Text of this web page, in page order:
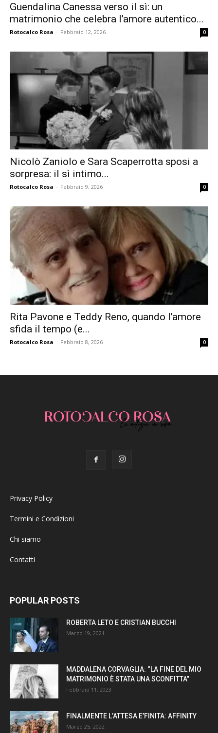
Guendalina Canessa verso il sì: un
matrimonio che celebra l’amore autentico...
Rotocalco Rosa - Febbraio 12, 2026 0
Nicolò Zaniolo e Sara Scaperrotta sposi a
sorpresa: il sì intimo...
Rotocalco Rosa - Febbraio 9, 2026 0
Rita Pavone e Teddy Reno, quando l’amore
sfida il tempo (e...
Rotocalco Rosa - Febbraio 8, 2026 0
Privacy Policy
Termini e Condizioni
Chi siamo
Contatti
POPULAR POSTS
ROBERTA LETO E CRISTIAN BUCCHI
Marzo 19, 2021
MADDALENA CORVAGLIA: “LA FINE DEL MIO
MATRIMONIO È STATA UNA SCONFITTA”
Febbraio 11, 2023
FINALMENTE L’ATTESA E’FINITA: AFFINITY
Marzo 25, 2022